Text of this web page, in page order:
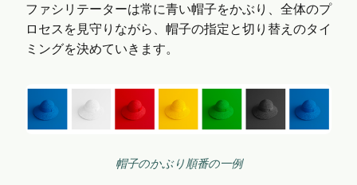
ファシリテーターは常に青い帽子をかぶり、全体のプ
ロセスを見守りながら、帽子の指定と切り替えのタイ
ミングを決めていきます。
帽子のかぶり順番の一例